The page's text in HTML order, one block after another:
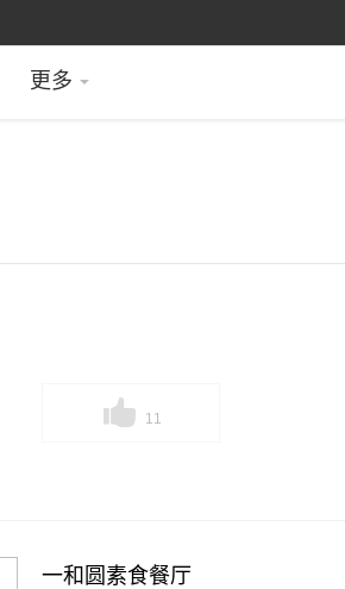
更多
11
一和圆素食餐厅